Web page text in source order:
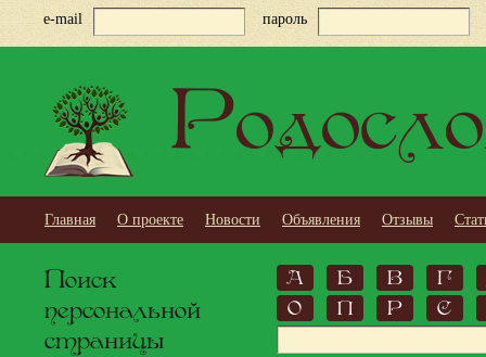
e-mail пароль
Главная О проекте Новости Объявления Отзывы
Поиск
персональной
страницы
А Б В
Г
О
П Р С